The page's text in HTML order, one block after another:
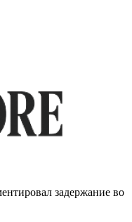
задержание во